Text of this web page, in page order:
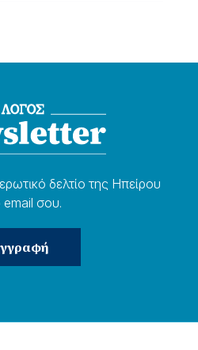
δελτίο της Ηπείρου
email σου.